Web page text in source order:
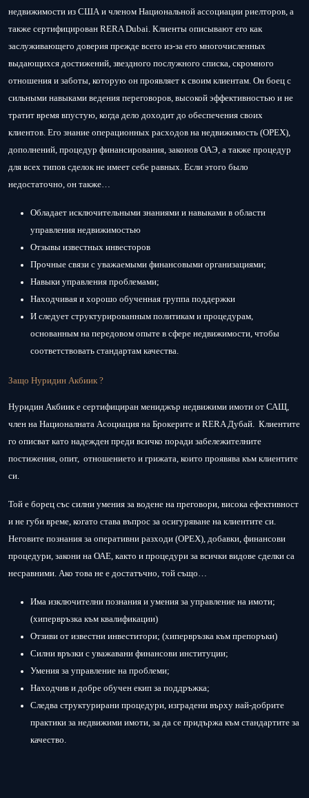
недвижимости из США и членом Национальной ассоциации риелторов, а
также сертифицирован RERA Dubai. Клиенты описывают его как
заслуживающего доверия прежде всего из-за его многочисленных
выдающихся достижений, звездного послужного списка, скромного
отношения и заботы, которую он проявляет к своим клиентам. Он боец ​​с
сильными навыками ведения переговоров, высокой эффективностью и не
тратит время впустую, когда дело доходит до обеспечения своих
клиентов. Его знание операционных расходов на недвижимость (OPEX),
дополнений, процедур финансирования, законов ОАЭ, а также процедур
для всех типов сделок не имеет себе равных. Если этого было
недостаточно, он также…
Обладает исключительными знаниями и навыками в области
управления недвижимостью
Отзывы известных инвесторов
Прочные связи с уважаемыми финансовыми организациями;
Навыки управления проблемами;
Находчивая и хорошо обученная группа поддержки
И следует структурированным политикам и процедурам,
основанным на передовом опыте в сфере недвижимости, чтобы
соответствовать стандартам качества.
Защо Нуридин Акбиик ?
Нуридин Акбиик е сертифициран мениджър недвижими имоти от САЩ,
член на Националната Асоциация на Брокерите и RERA Дубай. Клиентите
го описват като надежден преди всичко поради забележителните
постижения, опит, отношението и грижата, които проявява към клиентите
си.
Той е борец със силни умения за водене на преговори, висока ефективност
и не губи време, когато става въпрос за осигуряване на клиентите си.
Неговите познания за оперативни разходи (ОРЕХ), добавки, финансови
процедури, закони на ОАЕ, както и процедури за всички видове сделки са
несравними. Ако това не е достатъчно, той също…
Има изключителни познания и умения за управление на имоти;
(хипервръзка към квалификации)
Отзиви от известни инвеститори; (хипервръзка към препоръки)
Силни връзки с уважавани финансови институции;
Умения за управление на проблеми;
Находчив и добре обучен екип за поддръжка;
Следва структурирани процедури, изградени върху най-добрите
практики за недвижими имоти, за да се придържа към стандартите за
качество.